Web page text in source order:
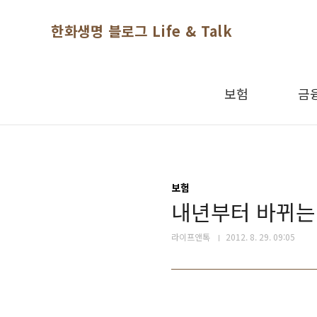
한화생명 블로그 Life & Talk
보험 금
보험
내년부터 바뀌
라이프앤톡 2012. 8. 29. 09:05